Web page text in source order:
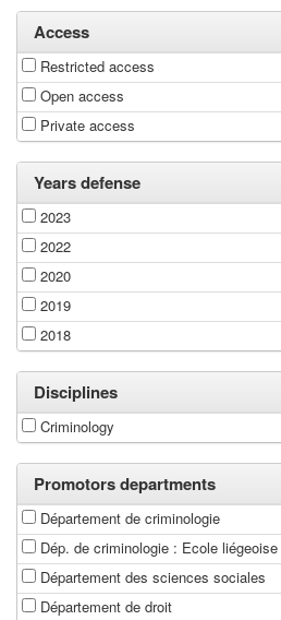
Access
Restricted access
Open access
Private access
Years defense
2023
2022
2020
2019
2018
Disciplines
Criminology
Promotors departments
Département de criminologie
Dép. de criminologie : Ecole
Département des sciences sociales
Département de droit